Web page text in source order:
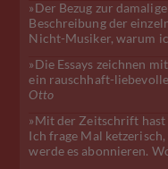
»Der Bezug zur
Beschreibung der
Nicht-Musiker, warum
»Die Essays zeichnen
ein rauschhaft-
Otto
»Mit der Zeitschrift hast
Ich frage Mal
werde es abonnieren.